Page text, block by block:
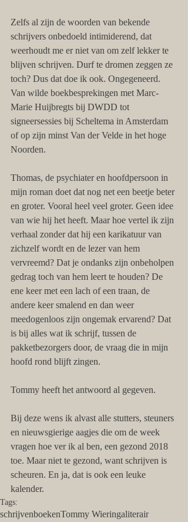
Zelfs al zijn de woorden van bekende
schrijvers onbedoeld intimiderend, dat
weerhoudt me er niet van om zelf lekker te
blijven schrijven. Durf te dromen zeggen ze
toch? Dus dat doe ik ook. Ongegeneerd.
Van wilde boekbesprekingen met Marc-
Marie Huijbregts bij DWDD tot
signeersessies bij Scheltema in Amsterdam
of op zijn minst Van der Velde in het hoge
Noorden.
Thomas, de psychiater en hoofdpersoon in
mijn roman doet dat nog net een beetje beter
en groter. Vooral heel veel groter. Geen idee
van wie hij het heeft. Maar hoe vertel ik zijn
verhaal zonder dat hij een karikatuur van
zichzelf wordt en de lezer van hem
vervreemd? Dat je ondanks zijn onbeholpen
gedrag toch van hem leert te houden? De
ene keer met een lach of een traan, de
andere keer smalend en dan weer
meedogenloos zijn ongemak ervarend? Dat
is bij alles wat ik schrijf, tussen de
pakketbezorgers door, de vraag die in mijn
hoofd rond blijft zingen.
Tommy heeft het antwoord al gegeven.
Bij deze wens ik alvast alle stutters, steuners
en nieuwsgierige aagjes die om de week
vragen hoe ver ik al ben, een gezond 2018
toe. Maar niet te gezond, want schrijven is
scheuren. En ja, dat is ook een leuke
kalender.
Tags:
schrijvenboekenTommy Wieringaliterair